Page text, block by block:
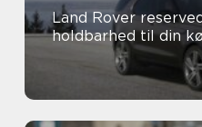
Land Rover
holdbarhed til din